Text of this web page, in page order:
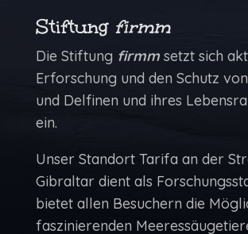
Stiftung firmm
Die Stiftung firmmsetzt sich
Erforschung und den Schutz
und Delfinen und ihres
ein.
Unser Standort Tarifa an der
Gibraltar dient als
bietet allen Besuchern die
faszinierenden